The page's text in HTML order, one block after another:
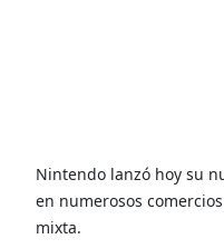
Nintendo lanzó hoy su
en numerosos
mixta.